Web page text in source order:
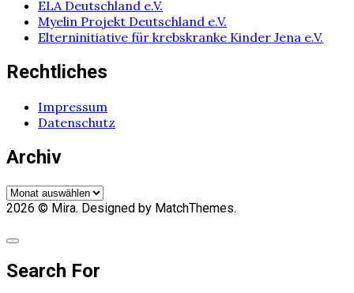
ELA Deutschland e.V.
Myelin Projekt Deutschland e.V.
Elterninitiative für krebskranke Kinder Jena e.V.
Rechtliches
Impressum
Datenschutz
Archiv
Archiv
2026 © Mira. Designed by MatchThemes.
Search For